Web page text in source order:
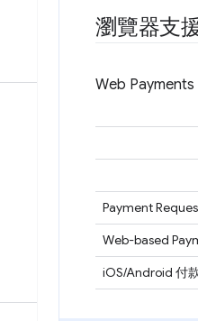
瀏覽器支
Web
Payment
Web-based
iOS/Android 付